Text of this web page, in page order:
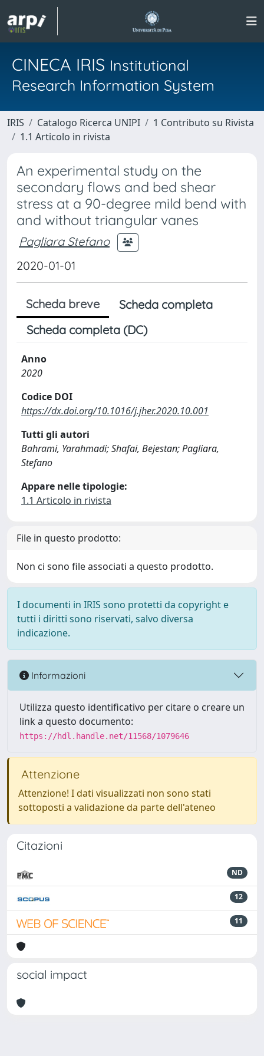
CINECA IRIS Institutional
Research Information System
IRIS Catalogo Ricerca UNIPI
1 Contributo su Rivista
1.1 Articolo in rivista
An experimental study on the
secondary flows and bed shear
stress at a 90-degree mild bend with
and without triangular vanes
Pagliara Stefano
2020-01-01
Scheda breve
Scheda completa
Scheda completa (DC)
Anno
2020
Codice DOI
https://dx.doi.org/10.1016/j.jher.2020.10.001
Tutti gli autori
Bahrami, Yarahmadi; Shafai, Bejestan; Pagliara,
Stefano
Appare nelle tipologie:
1.1 Articolo in rivista
File in questo prodotto:
Non ci sono file associati a questo prodotto.
I documenti in IRIS sono protetti da copyright e
tutti i diritti sono riservati, salvo diversa
indicazione.
Informazioni
Utilizza questo identificativo per citare o creare un
link a questo documento:
https://hdl.handle.net/11568/1079646
Attenzione
Attenzione! I dati visualizzati non sono stati
sottoposti a validazione da parte dell'ateneo
Citazioni
ND
12
11
social impact